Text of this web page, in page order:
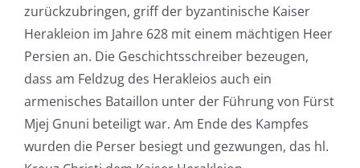
zurückzubringen, griff der byzantinische Kaiser
Herakleion im Jahre 628 mit einem mächtigen Heer
Persien an. Die Geschichtsschreiber bezeugen,
dass am Feldzug des Herakleios auch ein
armenisches Bataillon unter der Führung von Fürst
Mjej Gnuni beteiligt war. Am Ende des Kampfes
wurden die Perser besiegt und gezwungen, das hl.